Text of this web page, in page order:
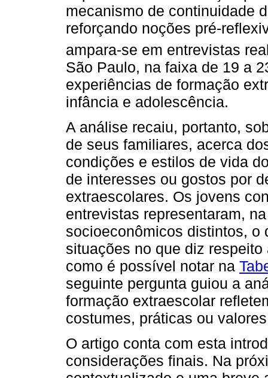
mecanismo de continuidade
reforçando noções pré-
ampara-se em entrevistas
São Paulo, na faixa de 19 a
experiências de formação
infância e adolescência.
A análise recaiu, portanto,
de seus familiares, acerca
condições e estilos de vida
de interesses ou gostos por
extraescolares. Os jovens
entrevistas representaram,
socioeconômicos distintos, o
situações no que diz
como é possível notar na
seguinte pergunta guiou a
formação extraescolar
costumes, práticas ou
O artigo conta com esta
considerações finais. Na